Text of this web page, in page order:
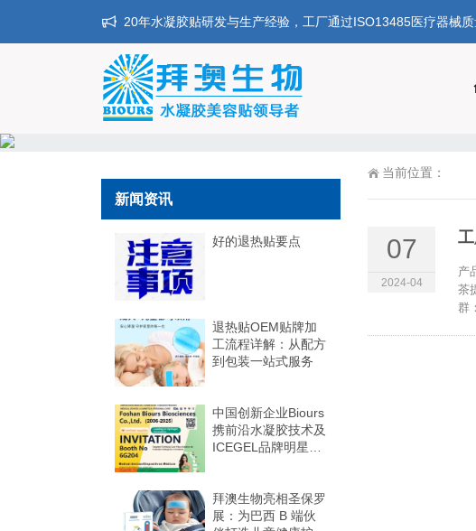
20年水凝胶贴研发与生产经验，工厂通过ISO13485医疗器械
当前位置：
07
2024-04
产
茶
群
新闻资讯
好的退热贴要点
退热贴OEM贴牌加
工流程详解：从配方
到包装一站式服务
中国创新企业Biours
携前沿水凝胶技术及
ICEGEL品牌明星产
际美容个护展
拜澳生物亮相圣保罗
展：为巴西 B 端伙